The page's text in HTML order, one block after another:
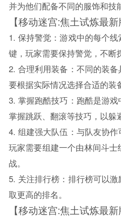
并为他们配备不同的服饰和技
【移动迷宫:焦土试炼最新
1. 保持警觉：游戏中的每个
键，玩家需要保持警觉，不断
2. 合理利用装备：不同的装
要根据实际情况选择合适的装
3. 掌握跑酷技巧：跑酷是游
掌握跳跃、翻滚等技巧，以躲
4. 组建强大队伍：与队友协作
玩家需要组建一个由林间斗
战。
5. 关注排行榜：排行榜可以
取更高的排名。
【移动迷宫:焦土试炼最新